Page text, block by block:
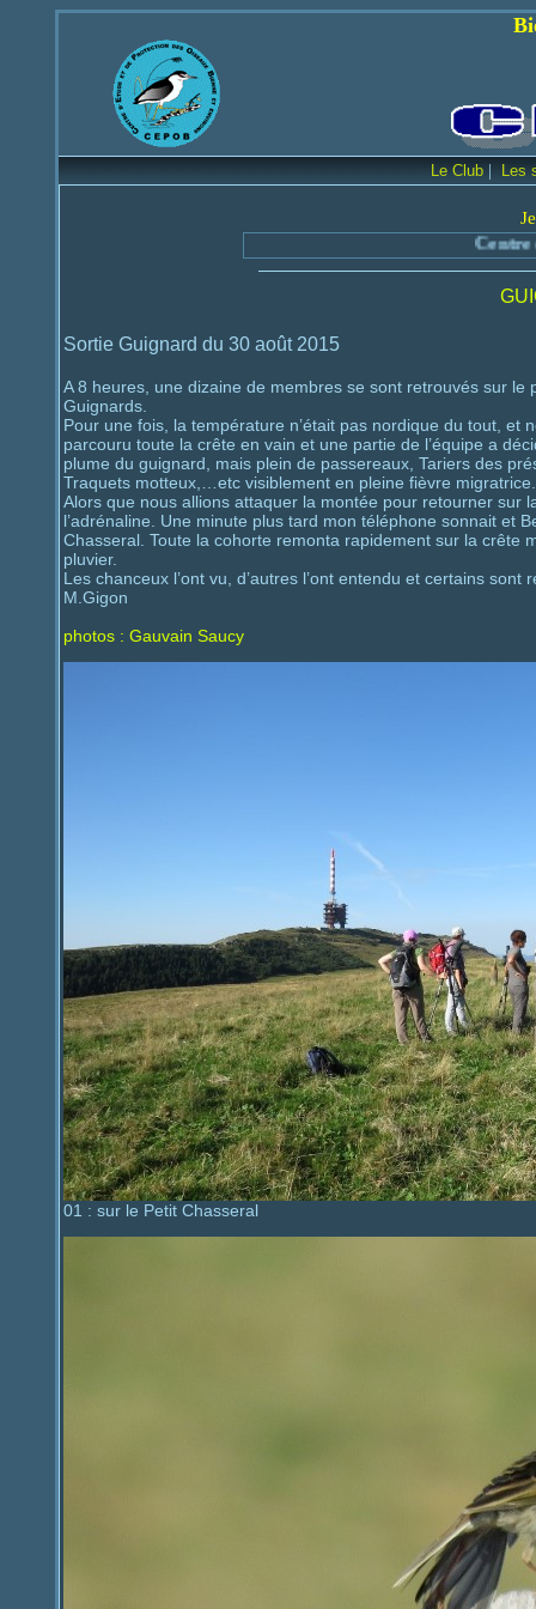
Bienvenue sur
Le Club | Les
Centre
Sortie Guignard du 30 août 2015
A 8 heures, une dizaine de membres se sont retrouvés sur
Guignards.
Pour une fois, la température n’était pas nordique du tout,
parcouru toute la crête en vain et une partie de l’équipe a
plume du guignard, mais plein de passereaux, Tariers des
Traquets motteux,…etc visiblement en pleine fièvre migratrice.
Alors que nous allions attaquer la montée pour retourner sur
l’adrénaline. Une minute plus tard mon téléphone sonnait et
Chasseral. Toute la cohorte remonta rapidement sur la crête
pluvier.
Les chanceux l’ont vu, d’autres l’ont entendu et certains sont
M.Gigon
photos : Gauvain Saucy
01 : sur le Petit Chasseral